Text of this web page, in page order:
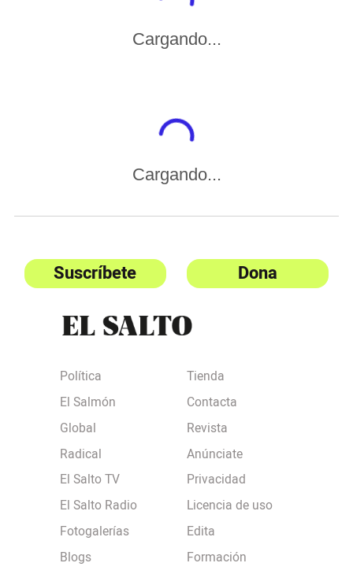
Cargando...
Cargando...
Suscríbete Dona
Política
El Salmón
Global
Radical
El Salto TV
El Salto Radio
Fotogalerías
Blogs
Tienda
Contacta
Revista
Anúnciate
Privacidad
Licencia de uso
Edita
Formación